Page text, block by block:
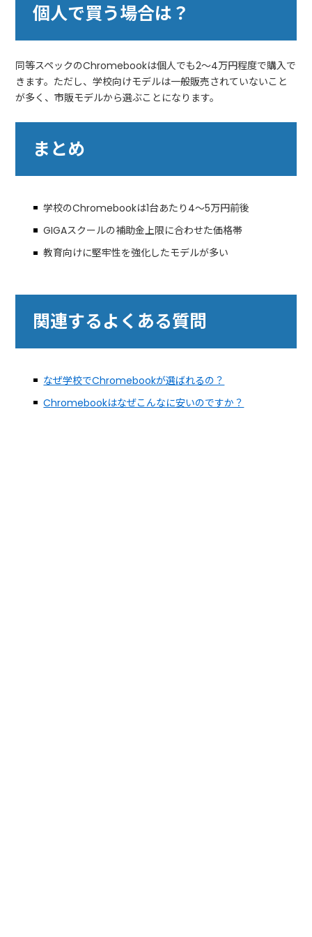
個人で買う場合は？
同等スペックのChromebookは個人でも2〜4万円程度で購入で
きます。ただし、学校向けモデルは一般販売されていないこと
が多く、市販モデルから選ぶことになります。
まとめ
学校のChromebookは1台あたり4〜5万円前後
GIGAスクールの補助金上限に合わせた価格帯
教育向けに堅牢性を強化したモデルが多い
関連するよくある質問
なぜ学校でChromebookが選ばれるの？
Chromebookはなぜこんなに安いのですか？